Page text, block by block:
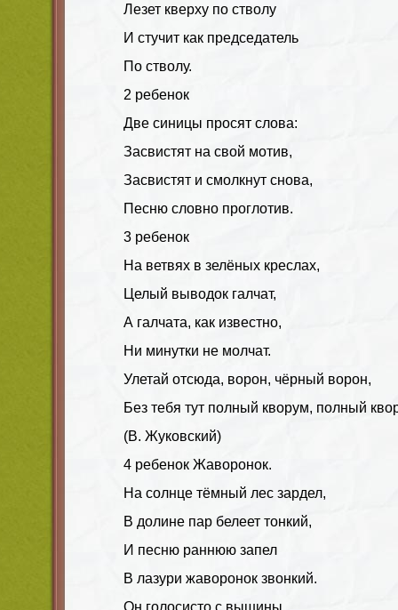
Лезет кверху по стволу
И стучит как председатель
По стволу.
2 ребенок
Две синицы просят слова:
Засвистят на свой мотив,
Засвистят и смолкнут снова,
Песню словно проглотив.
3 ребенок
На ветвях в зелёных креслах,
Целый выводок галчат,
А галчата, как известно,
Ни минутки не молчат.
Улетай отсюда, ворон, чёрный ворон,
Без тебя тут полный кворум, полный
(В. Жуковский)
4 ребенок Жаворонок.
На солнце тёмный лес зардел,
В долине пар белеет тонкий,
И песню раннюю запел
В лазури жаворонок звонкий.
Он голосисто с вышины